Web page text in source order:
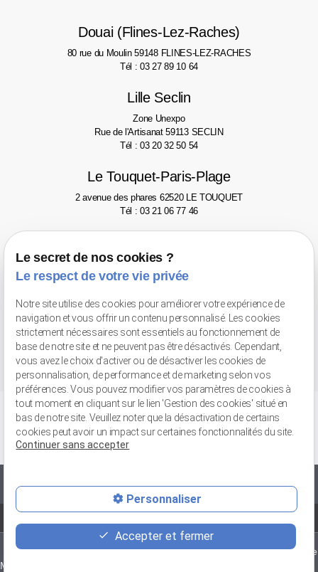
Douai (Flines-Lez-Raches)
80 rue du Moulin59148 FLINES-LEZ-RACHES
Tél : 03 27 89 10 64
Lille Seclin
Zone Unexpo
Rue de l'Artisanat59113 SECLIN
Tél : 03 20 32 50 54
Le Touquet-Paris-Plage
2 avenue des phares 62520 LE TOUQUET
Tél : 03 21 06 77 46
Avenue Pompidou59300 VALENCIENNES - Face au Gaumont
Tél : 03 66 20 02 52
Retrait de marchandises
56 bis rue Jean-Chemin59148 FLINES-LEZ-RACHES
Tél : 03 27 89 04 31
Vente avec ou sans pose
Avis
Merrheim
Avis
Avis
Avis Merrheim
Avis Merrheim Le
Le secret de nos cookies ?
Le respect de votre vie privée
Notre site utilise des cookies pour améliorer votre expérience de
navigation et vous offrir un contenu personnalisé. Les cookies
strictement nécessaires sont essentiels au fonctionnement de
base de notre site et ne peuvent pas être désactivés. Cependant,
vous avez le choix d'activer ou de désactiver les cookies de
personnalisation, de performance et de marketing selon vos
préférences. Vous pouvez modifier vos paramètres de cookies à
tout moment en cliquant sur le lien 'Gestion des cookies' situé en
bas de notre site. Veuillez noter que la désactivation de certains
cookies peut avoir un impact sur certaines fonctionnalités du site.
Continuer sans accepter
Personnaliser
Accepter et fermer